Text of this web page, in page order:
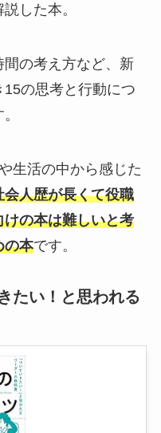
した本。
の考え方など、新
15の思考と行動につ
生活の中から感じた
会人歴が長くて役職
の本は難しいと考
の本です。
たい！と思われる